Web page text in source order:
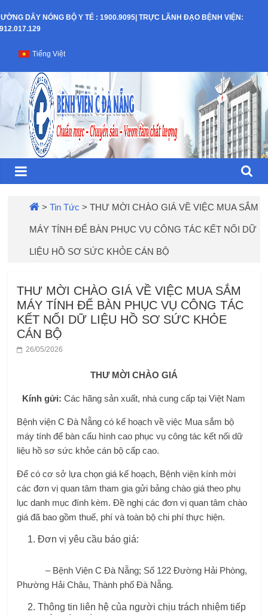
to
DÂY NÓNG BỘ Y TẾ : 1900.9095| TRỰC LÃNH ĐẠO BỆNH VIỆN:
Bệnh
Viện
C
TP
Đà
Nẵng
Tiếng Việt
>Tin Tức >THƯ MỜI CHÀO GIÁ VỀ VIỆC MUA SẮM
MÁY TÍNH ĐỂ BÀN PHỤC VỤ CÔNG TÁC KẾT NỐI DỮ
LIỆU HỒ SƠ SỨC KHỎE CÁN BỘ
THƯ MỜI CHÀO GIÁ VỀ VIỆC MUA SẮM
MÁY TÍNH ĐỂ BÀN PHỤC VỤ CÔNG TÁC
KẾT NỐI DỮ LIỆU HỒ SƠ SỨC KHỎE
CÁN BỘ
26/05/2026
THƯ MỜI CHÀO GIÁ
Kính gửi:Các hãng sản xuất, nhà cung cấp tại Việt Nam
Bệnh viện C Đà Nẵng có kế hoạch về việc Mua sắm bộ
máy tính để bàn cấu hình cao phục vụ công tác kết nối dữ
liệu hồ sơ sức khỏe cán bộ cấp cao.
Để có cơ sở lựa chọn giá kế hoạch, Bệnh viện kính mời
các đơn vị quan tâm tham gia gửi bảng chào giá theo phụ
lục danh mục đính kèm. Đề nghị các đơn vị quan tâm chào
giá đã bao gồm thuế, phí và toàn bộ chi phí thực hiện.
Đơn vị yêu cầu báo giá:
– Bệnh Viện C Đà Nẵng; Số 122 Đường Hải Phòng,
Phường Hải Châu, Thành phố Đà Nẵng.
Thông tin liên hệ của người chịu trách nhiệm tiếp